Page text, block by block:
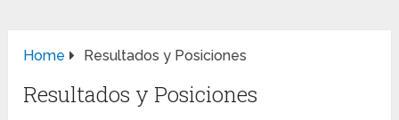
Home Resultados y Posiciones
Resultados y Posiciones